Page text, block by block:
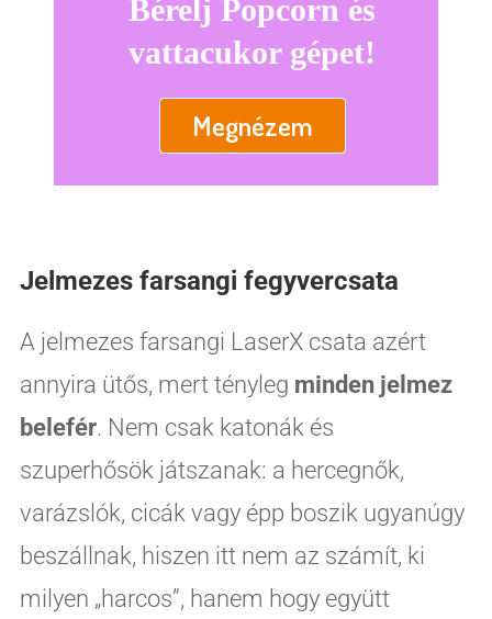
Bérelj Popcorn és
vattacukor gépet!
Megnézem
Jelmezes farsangi fegyvercsata
A jelmezes farsangi LaserX csata azért
annyira ütős, mert tényleg minden jelmez
belefér. Nem csak katonák és
szuperhősök játszanak: a hercegnők,
varázslók, cicák vagy épp boszik ugyanúgy
beszállnak, hiszen itt nem az számít, ki
milyen „harcos”, hanem hogy együtt